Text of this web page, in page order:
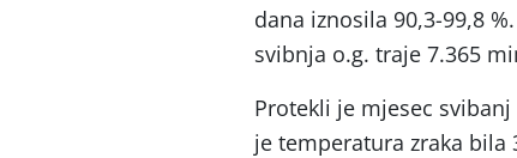
dana iznosila 90,3-99,8
svibnja o.g. traje 7.365
Protekli je mjesec
je temperatura zraka bila